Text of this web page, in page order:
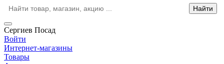
Сергиев Посад
Войти
Интернет-магазины
Товары